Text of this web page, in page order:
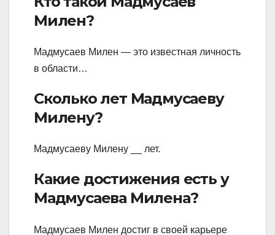
Милен?
Мадмусаев Милен — это известная личность
в области…
Сколько лет Мадмусаеву
Милену?
Мадмусаеву Милену __ лет.
Какие достижения есть у
Мадмусаева Милена?
Мадмусаев Милен достиг в своей карьере